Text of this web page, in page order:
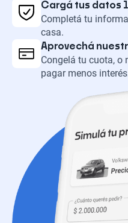
Cargá tus datos
Completá tu
casa.
Aprovechá
Congelá tu cuota, o
pagar menos